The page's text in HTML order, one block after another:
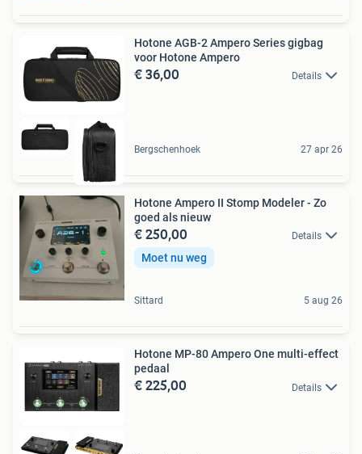
Hotone AGB-2 Ampero Series gigbag
voor Hotone Ampero
€ 36,00 Details
Bergschenhoek 27 apr 26
Hotone Ampero II Stomp Modeler - Zo
goed als nieuw
€ 250,00 Details
Moet nu weg
Sittard 5 aug 26
Hotone MP-80 Ampero One multi-effect
pedaal
€ 225,00 Details